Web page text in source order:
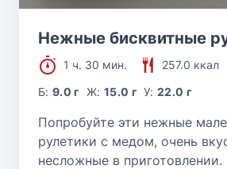
Нежные бисквитные
1 ч. 30 мин.
257.0 ккал
Б:9.0 г Ж: 15.0 г У:22.0 г
Попробуйте эти нежные
рулетики с медом, очень
несложные в приготовлении.